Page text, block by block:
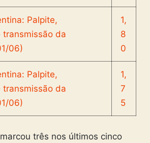
1,
8
0
1,
7
5
marcou três nos últimos cinco